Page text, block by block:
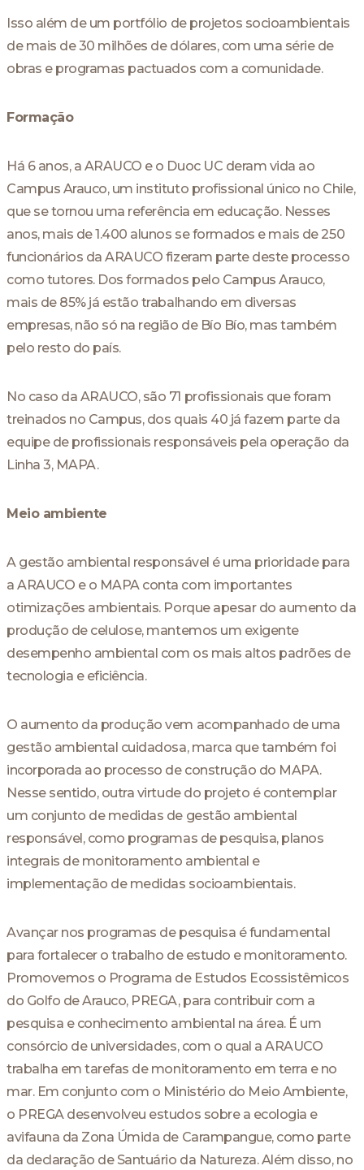
Isso além de um portfólio de projetos socioambientais
de mais de 30 milhões de dólares, com uma série de
obras e programas pactuados com a comunidade.
Formação
Há 6 anos, a ARAUCO e o Duoc UC deram vida ao
Campus Arauco, um instituto profissional único no Chile,
que se tornou uma referência em educação. Nesses
anos, mais de 1.400 alunos se formados e mais de 250
funcionários da ARAUCO fizeram parte deste processo
como tutores. Dos formados pelo Campus Arauco,
mais de 85% já estão trabalhando em diversas
empresas, não só na região de Bío Bío, mas também
pelo resto do país.
No caso da ARAUCO, são 71 profissionais que foram
treinados no Campus, dos quais 40 já fazem parte da
equipe de profissionais responsáveis ​​pela operação da
Linha 3, MAPA.
Meio ambiente
A gestão ambiental responsável é uma prioridade para
a ARAUCO e o MAPA conta com importantes
otimizações ambientais. Porque apesar do aumento da
produção de celulose, mantemos um exigente
desempenho ambiental com os mais altos padrões de
tecnologia e eficiência.
O aumento da produção vem acompanhado de uma
gestão ambiental cuidadosa, marca que também foi
incorporada ao processo de construção do MAPA.
Nesse sentido, outra virtude do projeto é contemplar
um conjunto de medidas de gestão ambiental
responsável, como programas de pesquisa, planos
integrais de monitoramento ambiental e
implementação de medidas socioambientais.
Avançar nos programas de pesquisa é fundamental
para fortalecer o trabalho de estudo e monitoramento.
Promovemos o Programa de Estudos Ecossistêmicos
do Golfo de Arauco, PREGA, para contribuir com a
pesquisa e conhecimento ambiental na área. É um
consórcio de universidades, com o qual a ARAUCO
trabalha em tarefas de monitoramento em terra e no
mar. Em conjunto com o Ministério do Meio Ambiente,
o PREGA desenvolveu estudos sobre a ecologia e
avifauna da Zona Úmida de Carampangue, como parte
da declaração de Santuário da Natureza. Além disso, no